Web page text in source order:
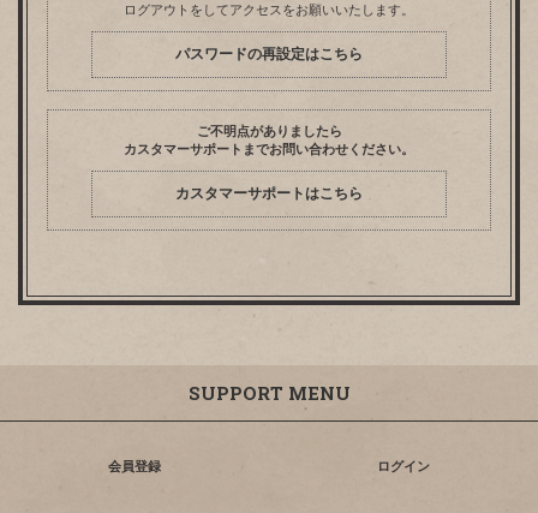
ログアウトをしてアクセスをお願いいたします。
パスワードの再設定はこちら
ご不明点がありましたら
カスタマーサポートまでお問い合わせください。
カスタマーサポートはこちら
SUPPORT MENU
会員登録 ログイン